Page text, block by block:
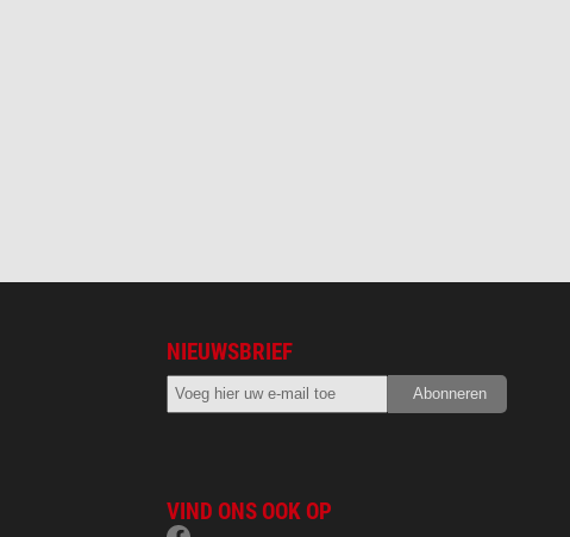
NIEUWSBRIEF
VIND ONS OOK OP